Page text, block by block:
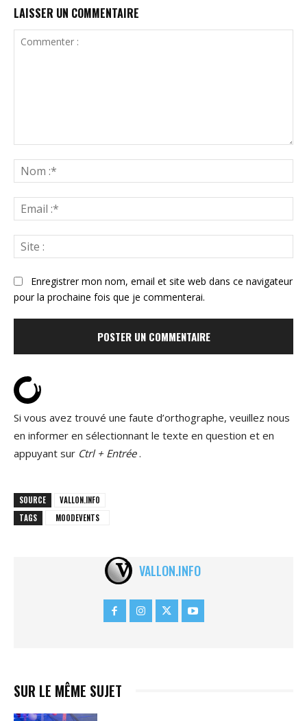
LAISSER UN COMMENTAIRE
:*
:*
:
Enregistrer mon nom, email et site web dans ce navigateur
pour la prochaine fois que je commenterai.
Si vous avez trouvé une faute d’orthographe, veuillez nous
en informer en sélectionnant le texte en question et en
appuyant sur Ctrl + Entrée.
SOURCE
VALLON.INFO
TAGS
MOODEVENTS
VALLON.INFO
SUR LE MÊME SUJET